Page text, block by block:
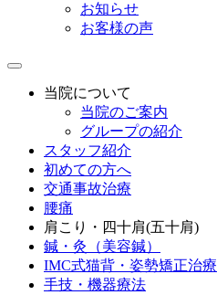
お知らせ
お客様の声
当院について
当院のご案内
グループの紹介
スタッフ紹介
初めての方へ
交通事故治療
腰痛
肩こり・四十肩(五十肩)
鍼・灸（美容鍼）
IMC式猫背・姿勢矯正治療
手技・機器療法